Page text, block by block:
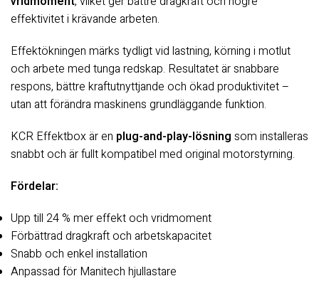
effektivitet i krävande arbeten.
Effektökningen märks tydligt vid lastning, körning i motlut
och arbete med tunga redskap. Resultatet är snabbare
respons, bättre kraftutnyttjande och ökad produktivitet –
utan att förändra maskinens grundläggande funktion.
KCR Effektbox är en plug-and-play-lösning som installeras
snabbt och är fullt kompatibel med original motorstyrning.
Fördelar:
Upp till 24 % mer effekt och vridmoment
Förbättrad dragkraft och arbetskapacitet
Snabb och enkel installation
Anpassad för Manitech hjullastare